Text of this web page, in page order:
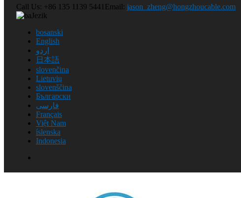
Call Us: +86 135 1139 5441 Email: jason_zheng@hongzhoucable.com
Jezik
bosanski
English
اردو
日本語
slovenčina
Lietuvių
slovenščina
Български
فارسی
Français
Việt Nam
íslenska
Indonesia
Aplikacija
Primjena solarnog konektora
Primena kabla za napajanje
Primena kabla za skladištenje energije
Primena PVC fleksibilnog kabla
Električne žice za transport